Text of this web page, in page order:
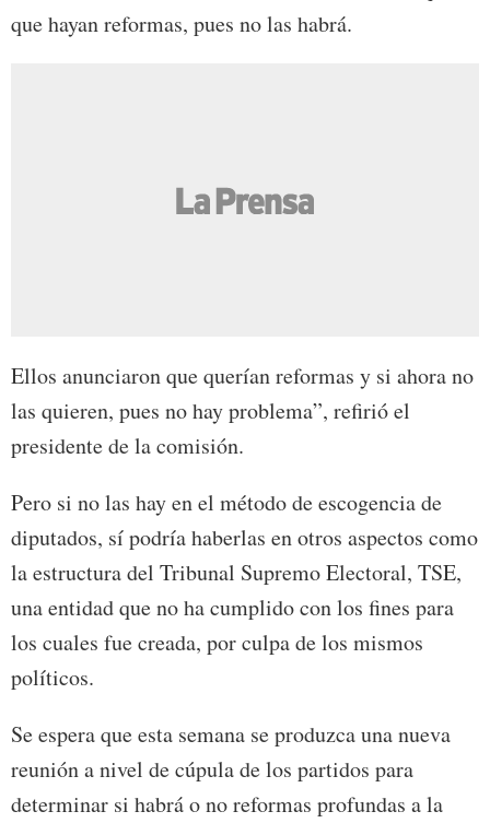
que hayan reformas, pues no las habrá.
Ellos anunciaron que querían reformas y si ahora no
las quieren, pues no hay problema”, refirió el
presidente de la comisión.
Pero si no las hay en el método de escogencia de
diputados, sí podría haberlas en otros aspectos como
la estructura del Tribunal Supremo Electoral, TSE,
una entidad que no ha cumplido con los fines para
los cuales fue creada, por culpa de los mismos
políticos.
Se espera que esta semana se produzca una nueva
reunión a nivel de cúpula de los partidos para
determinar si habrá o no reformas profundas a la